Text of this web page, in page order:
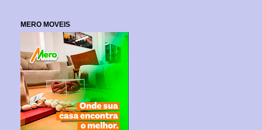
MERO MOVEIS